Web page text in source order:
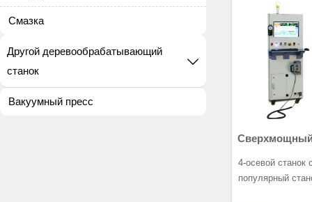
Смазка
Другой деревообрабатывающий
станок

Вакуумный пресс
7.5, воздушный
устройством
4-осевой
популярный